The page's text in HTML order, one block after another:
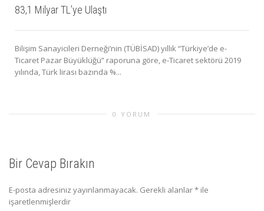
83,1 Milyar TL’ye Ulaştı
Bilişim Sanayicileri Derneği’nin (TÜBİSAD) yıllık “Türkiye’de e-
Ticaret Pazar Büyüklüğü” raporuna göre, e-Ticaret sektörü 2019
yılında, Türk lirası bazında %...
0 YORUM
Bir Cevap Bırakın
E-posta adresiniz yayınlanmayacak. Gerekli alanlar* ile
işaretlenmişlerdir